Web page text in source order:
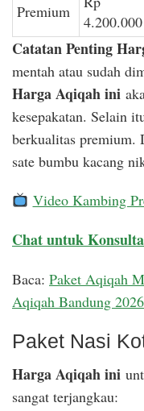
Premium
4.200.000
Catatan Penting
mentah atau sudah
Harga Aqiqah ini
kesepakatan. Selain
berkualitas premium.
sate bumbu kacang
Video Kambing
Chat untuk
Baca: Paket Aqiqah
Aqiqah Bandung 2026
Paket Nasi
Harga Aqiqah ini
sangat terjangkau: